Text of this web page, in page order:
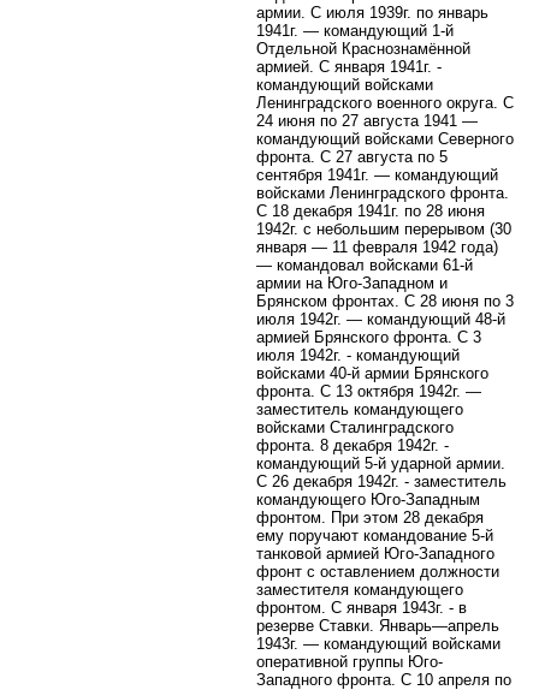
армии. С июля 1939г. по январь
1941г. — командующий 1-й
Отдельной Краснознамённой
армией. С января 1941г. -
командующий войсками
Ленинградского военного округа. С
24 июня по 27 августа 1941 —
командующий войсками Северного
фронта. С 27 августа по 5
сентября 1941г. — командующий
войсками Ленинградского фронта.
С 18 декабря 1941г. по 28 июня
1942г. с небольшим перерывом (30
января — 11 февраля 1942 года)
— командовал войсками 61-й
армии на Юго-Западном и
Брянском фронтах. С 28 июня по 3
июля 1942г. — командующий 48-й
армией Брянского фронта. С 3
июля 1942г. - командующий
войсками 40-й армии Брянского
фронта. С 13 октября 1942г. —
заместитель командующего
войсками Сталинградского
фронта. 8 декабря 1942г. -
командующий 5-й ударной армии.
С 26 декабря 1942г. - заместитель
командующего Юго-Западным
фронтом. При этом 28 декабря
ему поручают командование 5-й
танковой армией Юго-Западного
фронт с оставлением должности
заместителя командующего
фронтом. С января 1943г. - в
резерве Ставки. Январь—апрель
1943г. — командующий войсками
оперативной группы Юго-
Западного фронта. С 10 апреля по